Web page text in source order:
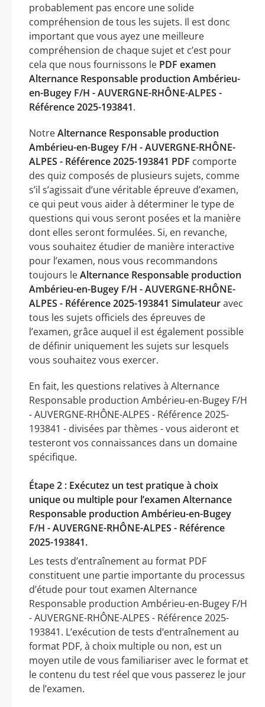
probablement pas encore une solide
compréhension de tous les sujets. Il est donc
important que vous ayez une meilleure
compréhension de chaque sujet et c’est pour
cela que nous fournissons le PDF examen
Alternance Responsable production Ambérieu-
en-Bugey F/H - AUVERGNE-RHÔNE-ALPES -
Référence 2025-193841.
NotreAlternance Responsable production
Ambérieu-en-Bugey F/H - AUVERGNE-RHÔNE-
ALPES - Référence 2025-193841 PDF comporte
des quiz composés de plusieurs sujets, comme
s’il s’agissait d’une véritable épreuve d’examen,
ce qui peut vous aider à déterminer le type de
questions qui vous seront posées et la manière
dont elles seront formulées. Si, en revanche,
vous souhaitez étudier de manière interactive
pour l’examen, nous vous recommandons
toujours leAlternance Responsable production
Ambérieu-en-Bugey F/H - AUVERGNE-RHÔNE-
ALPES - Référence 2025-193841 Simulateuravec
tous les sujets officiels des épreuves de
l’examen, grâce auquel il est également possible
de définir uniquement les sujets sur lesquels
vous souhaitez vous exercer.
En fait, les questions relatives à Alternance
Responsable production Ambérieu-en-Bugey F/H
- AUVERGNE-RHÔNE-ALPES - Référence 2025-
193841 - divisées par thèmes - vous aideront et
testeront vos connaissances dans un domaine
spécifique.
Étape 2 : Exécutez un test pratique à choix
unique ou multiple pour l’examen Alternance
Responsable production Ambérieu-en-Bugey
F/H - AUVERGNE-RHÔNE-ALPES - Référence
2025-193841.
Les tests d’entraînement au format PDF
constituent une partie importante du processus
d’étude pour tout examen Alternance
Responsable production Ambérieu-en-Bugey F/H
- AUVERGNE-RHÔNE-ALPES - Référence 2025-
193841. L’exécution de tests d’entraînement au
format PDF, à choix multiple ou non, est un
moyen utile de vous familiariser avec le format et
le contenu du test réel que vous passerez le jour
de l’examen.